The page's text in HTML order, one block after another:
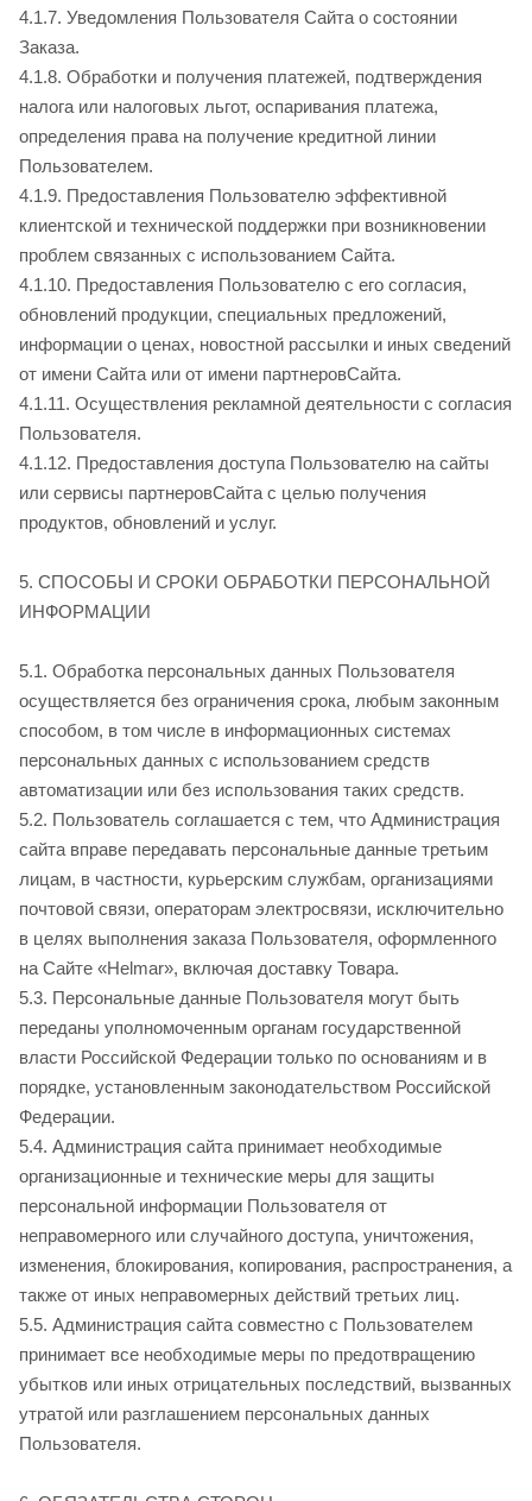
4.1.7. Уведомления Пользователя Сайта о состоянии
Заказа.
4.1.8. Обработки и получения платежей, подтверждения
налога или налоговых льгот, оспаривания платежа,
определения права на получение кредитной линии
Пользователем.
4.1.9. Предоставления Пользователю эффективной
клиентской и технической поддержки при возникновении
проблем связанных с использованием Сайта.
4.1.10. Предоставления Пользователю с его согласия,
обновлений продукции, специальных предложений,
информации о ценах, новостной рассылки и иных сведений
от имени Сайта или от имени партнеровСайта.
4.1.11. Осуществления рекламной деятельности с согласия
Пользователя.
4.1.12. Предоставления доступа Пользователю на сайты
или сервисы партнеровСайта с целью получения
продуктов, обновлений и услуг.
5. СПОСОБЫ И СРОКИ ОБРАБОТКИ ПЕРСОНАЛЬНОЙ
ИНФОРМАЦИИ
5.1. Обработка персональных данных Пользователя
осуществляется без ограничения срока, любым законным
способом, в том числе в информационных системах
персональных данных с использованием средств
автоматизации или без использования таких средств.
5.2. Пользователь соглашается с тем, что Администрация
сайта вправе передавать персональные данные третьим
лицам, в частности, курьерским службам, организациями
почтовой связи, операторам электросвязи, исключительно
в целях выполнения заказа Пользователя, оформленного
на Сайте «Helmar», включая доставку Товара.
5.3. Персональные данные Пользователя могут быть
переданы уполномоченным органам государственной
власти Российской Федерации только по основаниям и в
порядке, установленным законодательством Российской
Федерации.
5.4. Администрация сайта принимает необходимые
организационные и технические меры для защиты
персональной информации Пользователя от
неправомерного или случайного доступа, уничтожения,
изменения, блокирования, копирования, распространения, а
также от иных неправомерных действий третьих лиц.
5.5. Администрация сайта совместно с Пользователем
принимает все необходимые меры по предотвращению
убытков или иных отрицательных последствий, вызванных
утратой или разглашением персональных данных
Пользователя.